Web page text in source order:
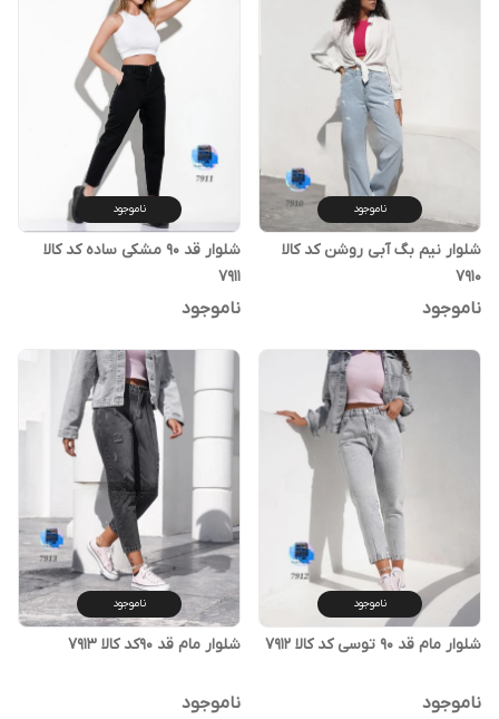
ناموجود
شلوار نیم بگ آبی روشن کد کالا
۷۹۱۰
ناموجود
ناموجود
شلوار قد ۹۰ مشکی ساده کد کالا
۷۹۱۱
ناموجود
ناموجود
شلوار مام قد ۹۰ توسی کد کالا ۷۹۱۲
ناموجود
ناموجود
شلوار مام قد ۹۰کد کالا ۷۹۱۳
ناموجود